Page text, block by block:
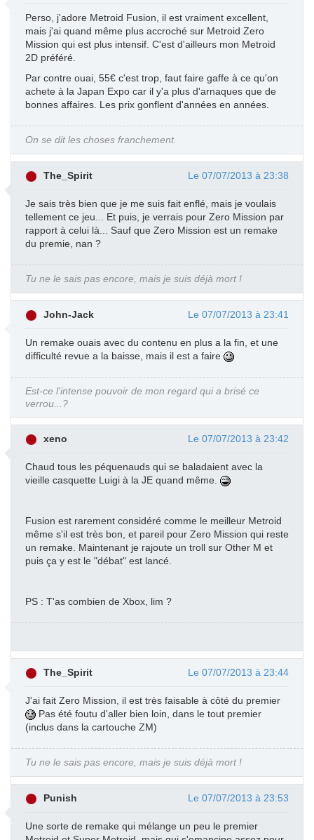
Perso, j'adore Metroid Fusion, il est vraiment excellent,
mais j'ai quand même plus accroché sur Metroid Zero
Mission qui est plus intensif. C'est d'ailleurs mon Metroid
2D préféré.
Par contre ouai, 55€ c'est trop, faut faire gaffe à ce qu'on
achete à la Japan Expo car il y'a plus d'arnaques que de
bonnes affaires. Les prix gonflent d'années en années.
On se dit les choses franchement.
The_Spirit Le 07/07/2013 à 23:38
Je sais très bien que je me suis fait enflé, mais je voulais
tellement ce jeu... Et puis, je verrais pour Zero Mission par
rapport à celui là... Sauf que Zero Mission est un remake
du premie, nan ?
Tu ne le sais pas encore, mais je suis déjà mort !
John-Jack Le 07/07/2013 à 23:41
Un remake ouais avec du contenu en plus a la fin, et une
difficulté revue a la baisse, mais il est a faire
Est-ce l'intense pouvoir de mon regard qui a brisé ce
verrou...?
xeno Le 07/07/2013 à 23:42
Chaud tous les péquenauds qui se baladaient avec la
vieille casquette Luigi à la JE quand même.
Fusion est rarement considéré comme le meilleur Metroid
même s'il est très bon, et pareil pour Zero Mission qui reste
un remake. Maintenant je rajoute un troll sur Other M et
puis ça y est le "débat" est lancé.
PS : T'as combien de Xbox, lim ?
The_Spirit Le 07/07/2013 à 23:44
J'ai fait Zero Mission, il est très faisable à côté du premier
Pas été foutu d'aller bien loin, dans le tout premier
(inclus dans la cartouche ZM)
Tu ne le sais pas encore, mais je suis déjà mort !
Punish Le 07/07/2013 à 23:53
Une sorte de remake qui mélange un peu le premier